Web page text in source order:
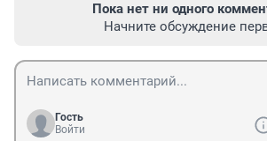
Пока нет ни одного
Начните обсуждение
Гость
Войти